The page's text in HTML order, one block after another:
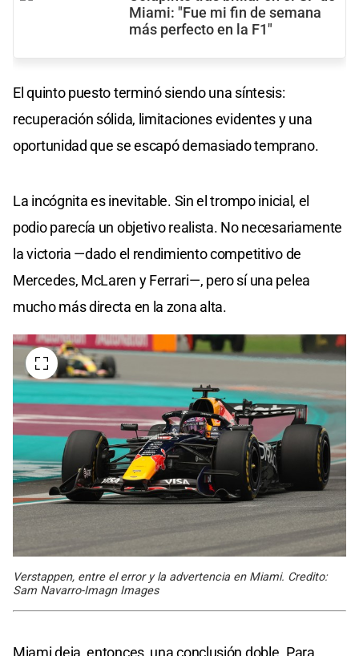
Miami: "Fue mi fin de semana
más perfecto en la F1"
El quinto puesto terminó siendo una síntesis:
recuperación sólida, limitaciones evidentes y una
oportunidad que se escapó demasiado temprano.
La incógnita es inevitable. Sin el trompo inicial, el
podio parecía un objetivo realista. No necesariamente
la victoria —dado el rendimiento competitivo de
Mercedes, McLaren y Ferrari—, pero sí una pelea
mucho más directa en la zona alta.
Verstappen, entre el error y la advertencia en Miami. Credito:
Sam Navarro-Imagn Images
Miami deja, entonces, una conclusión doble. Para